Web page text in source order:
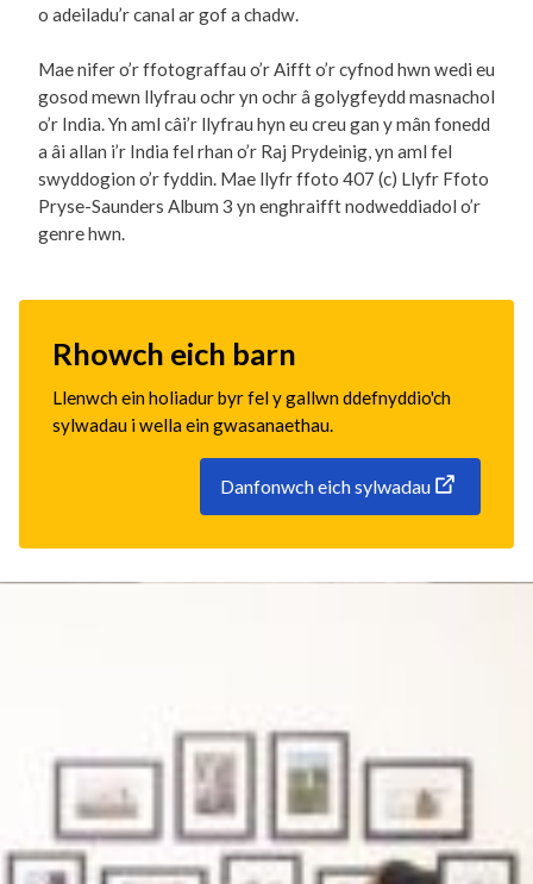
o adeiladu’r canal ar gof a chadw.
Mae nifer o’r ffotograffau o’r Aifft o’r cyfnod hwn wedi eu
gosod mewn llyfrau ochr yn ochr â golygfeydd masnachol
o’r India. Yn aml câi’r llyfrau hyn eu creu gan y mân fonedd
a âi allan i’r India fel rhan o’r Raj Prydeinig, yn aml fel
swyddogion o’r fyddin. Mae llyfr ffoto 407 (c) Llyfr Ffoto
Pryse-Saunders Album 3 yn enghraifft nodweddiadol o’r
genre hwn.
Rhowch eich barn
Llenwch ein holiadur byr fel y gallwn ddefnyddio'ch
sylwadau i wella ein gwasanaethau.
Danfonwch eich sylwadau